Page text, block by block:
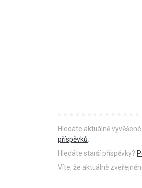
Hledáte aktuálně
příspěvků.
Hledáte starší příspěvky?
Víte, že aktuálně